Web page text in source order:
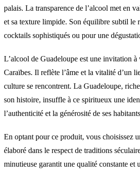
palais. La transparence de l’alcool met en
et sa texture limpide. Son équilibre subtil le
cocktails sophistiqués ou pour une
L’alcool de Guadeloupe est une invitation
Caraïbes. Il reflète l’âme et la vitalité d’un
culture se rencontrent. La Guadeloupe,
son histoire, insuffle à ce spiritueux une
l’authenticité et la générosité de ses
En optant pour ce produit, vous choisissez
élaboré dans le respect de traditions
minutieuse garantit une qualité constante et